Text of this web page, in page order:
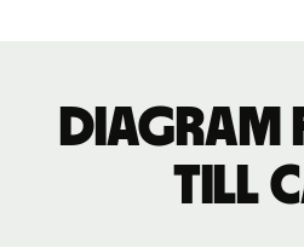
Diagram
till